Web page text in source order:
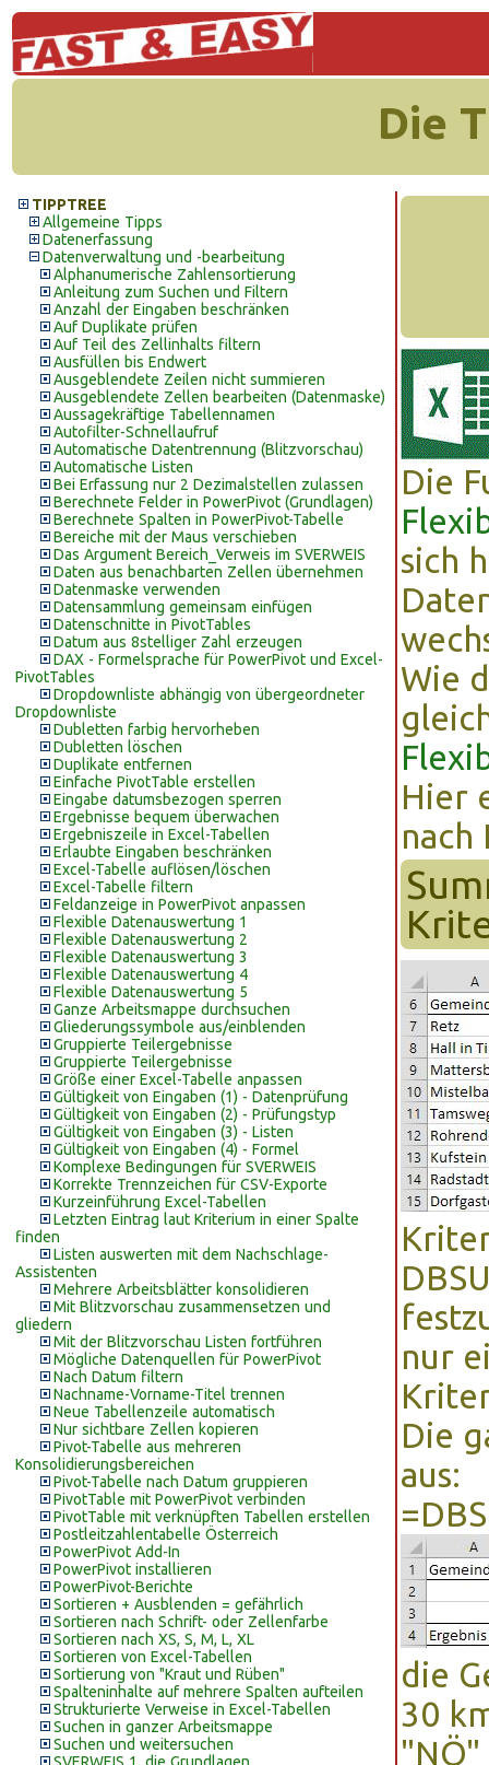
Die
TIPPTREE
Allgemeine Tipps
Datenerfassung
Datenverwaltung und -bearbeitung
Alphanumerische Zahlensortierung
Anleitung zum Suchen und Filtern
Anzahl der Eingaben beschränken
Auf Duplikate prüfen
Auf Teil des Zellinhalts filtern
Ausfüllen bis Endwert
Ausgeblendete Zeilen nicht summieren
Ausgeblendete Zellen bearbeiten (Datenmaske)
Aussagekräftige Tabellennamen
Autofilter-Schnellaufruf
Automatische Datentrennung (Blitzvorschau)
Automatische Listen
Bei Erfassung nur 2 Dezimalstellen zulassen
Berechnete Felder in PowerPivot (Grundlagen)
Berechnete Spalten in PowerPivot-Tabelle
Bereiche mit der Maus verschieben
Das Argument Bereich_Verweis im SVERWEIS
Daten aus benachbarten Zellen übernehmen
Datenmaske verwenden
Datensammlung gemeinsam einfügen
Datenschnitte in PivotTables
Datum aus 8stelliger Zahl erzeugen
DAX - Formelsprache für PowerPivot und Excel-
PivotTables
Dropdownliste abhängig von übergeordneter
Dropdownliste
Dubletten farbig hervorheben
Dubletten löschen
Duplikate entfernen
Einfache PivotTable erstellen
Eingabe datumsbezogen sperren
Ergebnisse bequem überwachen
Ergebniszeile in Excel-Tabellen
Erlaubte Eingaben beschränken
Excel-Tabelle auflösen/löschen
Excel-Tabelle filtern
Feldanzeige in PowerPivot anpassen
Flexible Datenauswertung 1
Flexible Datenauswertung 2
Flexible Datenauswertung 3
Flexible Datenauswertung 4
Flexible Datenauswertung 5
Ganze Arbeitsmappe durchsuchen
Gliederungssymbole aus/einblenden
Gruppierte Teilergebnisse
Gruppierte Teilergebnisse
Größe einer Excel-Tabelle anpassen
Gültigkeit von Eingaben (1) - Datenprüfung
Gültigkeit von Eingaben (2) - Prüfungstyp
Gültigkeit von Eingaben (3) - Listen
Gültigkeit von Eingaben (4) - Formel
Komplexe Bedingungen für SVERWEIS
Korrekte Trennzeichen für CSV-Exporte
Kurzeinführung Excel-Tabellen
Letzten Eintrag laut Kriterium in einer Spalte
finden
Listen auswerten mit dem Nachschlage-
Assistenten
Mehrere Arbeitsblätter konsolidieren
Mit Blitzvorschau zusammensetzen und
gliedern
Mit der Blitzvorschau Listen fortführen
Mögliche Datenquellen für PowerPivot
Nach Datum filtern
Nachname-Vorname-Titel trennen
Neue Tabellenzeile automatisch
Nur sichtbare Zellen kopieren
Pivot-Tabelle aus mehreren
Konsolidierungsbereichen
Pivot-Tabelle nach Datum gruppieren
PivotTable mit PowerPivot verbinden
PivotTable mit verknüpften Tabellen erstellen
Postleitzahlentabelle Österreich
PowerPivot Add-In
PowerPivot installieren
PowerPivot-Berichte
Sortieren + Ausblenden = gefährlich
Sortieren nach Schrift- oder Zellenfarbe
Sortieren nach XS, S, M, L, XL
Sortieren von Excel-Tabellen
Sortierung von "Kraut und Rüben"
Spalteninhalte auf mehrere Spalten aufteilen
Strukturierte Verweise in Excel-Tabellen
Suchen in ganzer Arbeitsmappe
Suchen und weitersuchen
Die
sich
Wie
Hier
nur
Die
aus:
die
30
"NÖ"